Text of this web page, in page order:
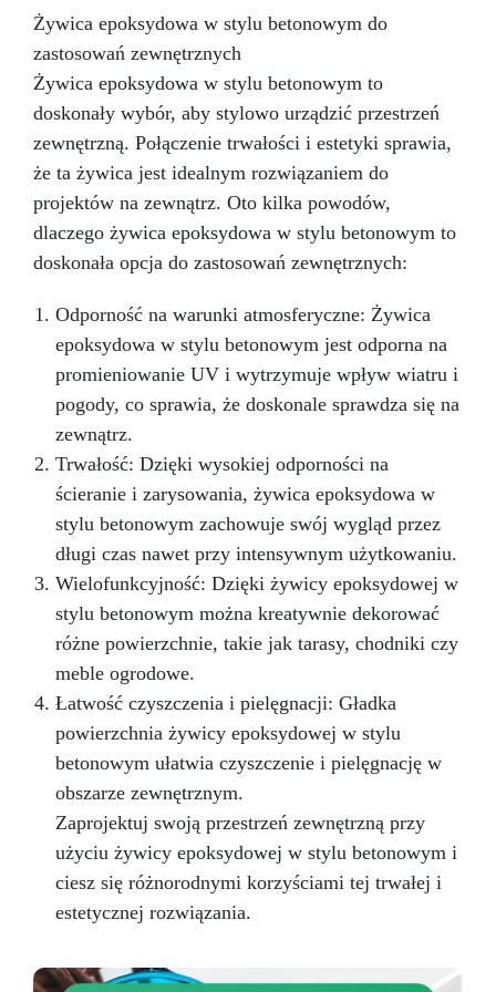
Żywica epoksydowa w stylu betonowym do
zastosowań zewnętrznych
Żywica epoksydowa w stylu betonowym to
doskonały wybór, aby stylowo urządzić przestrzeń
zewnętrzną. Połączenie trwałości i estetyki sprawia,
że ta żywica jest idealnym rozwiązaniem do
projektów na zewnątrz. Oto kilka powodów,
dlaczego żywica epoksydowa w stylu betonowym to
doskonała opcja do zastosowań zewnętrznych:
Odporność na warunki atmosferyczne: Żywica
epoksydowa w stylu betonowym jest odporna na
promieniowanie UV i wytrzymuje wpływ wiatru i
pogody, co sprawia, że doskonale sprawdza się na
zewnątrz.
Trwałość: Dzięki wysokiej odporności na
ścieranie i zarysowania, żywica epoksydowa w
stylu betonowym zachowuje swój wygląd przez
długi czas nawet przy intensywnym użytkowaniu.
Wielofunkcyjność: Dzięki żywicy epoksydowej w
stylu betonowym można kreatywnie dekorować
różne powierzchnie, takie jak tarasy, chodniki czy
meble ogrodowe.
Łatwość czyszczenia i pielęgnacji: Gładka
powierzchnia żywicy epoksydowej w stylu
betonowym ułatwia czyszczenie i pielęgnację w
obszarze zewnętrznym.
Zaprojektuj swoją przestrzeń zewnętrzną przy
użyciu żywicy epoksydowej w stylu betonowym i
ciesz się różnorodnymi korzyściami tej trwałej i
estetycznej rozwiązania.